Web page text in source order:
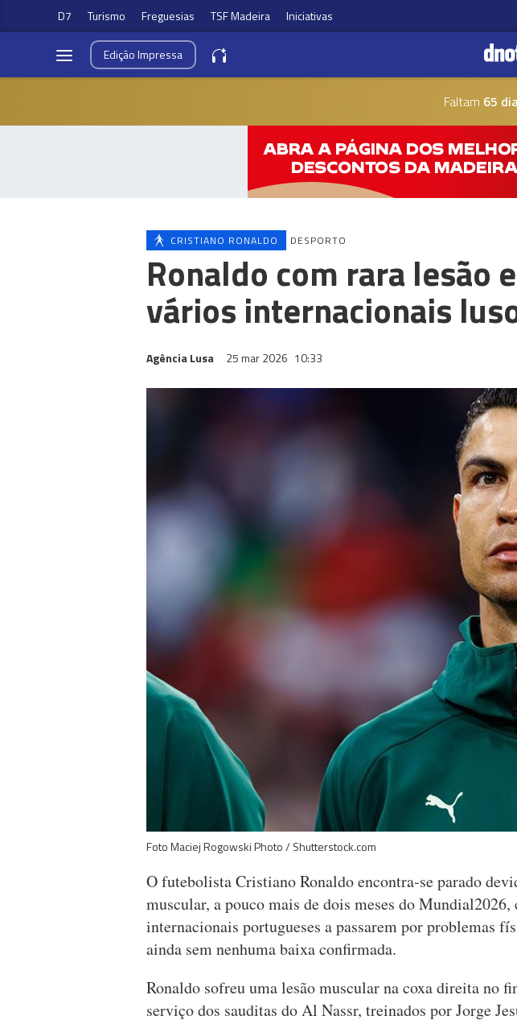
D7 Turismo Freguesias TSF Madeira Iniciativas
EdiçãoImpressa
Faltam 65
CRISTIANO RONALDO DESPORTO
Ronaldo com rara lesão
vários internacionais
Agência Lusa 25 mar 2026 10:33
Foto Maciej Rogowski Photo / Shutterstock.com
O futebolista Cristiano Ronaldo encontra-se parado
muscular, a pouco mais de dois meses do Mundial2026,
internacionais portugueses a passarem por problemas
ainda sem nenhuma baixa confirmada.
Ronaldo sofreu uma lesão muscular na coxa direita no
serviço dos sauditas do Al Nassr, treinados por Jorge